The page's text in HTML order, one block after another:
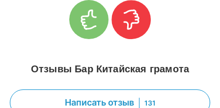
Отзывы Бар Китайская грамота
Написать отзыв 131